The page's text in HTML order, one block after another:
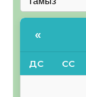
«
ДС СС